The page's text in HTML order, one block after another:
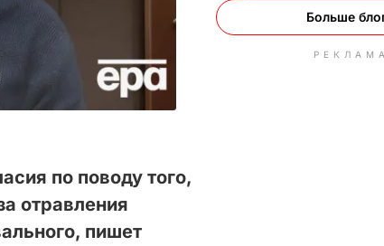
по поводу того,
отравления
пишет
Больше
РЕКЛАМА